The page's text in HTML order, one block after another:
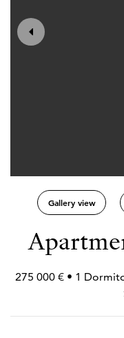
Gallery view
275 000 € • 1